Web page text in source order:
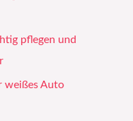
pflegen und
weißes Auto